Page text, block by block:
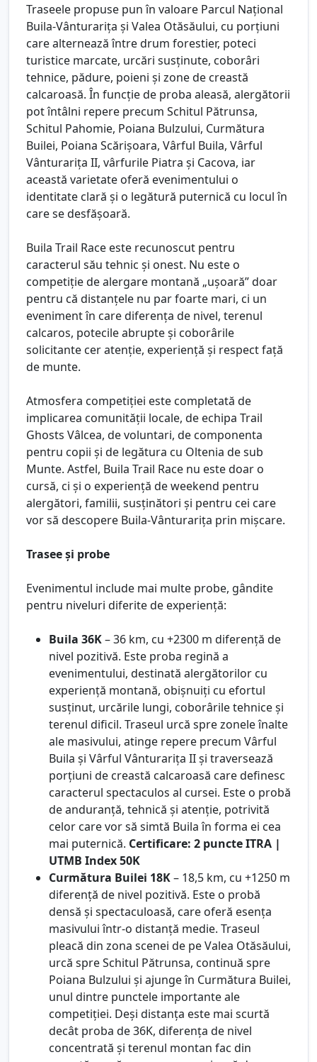
Traseele propuse pun în valoare Parcul Național
Buila-Vânturarița și Valea Otăsăului, cu porțiuni
care alternează între drum forestier, poteci
turistice marcate, urcări susținute, coborâri
tehnice, pădure, poieni și zone de creastă
calcaroasă. În funcție de proba aleasă, alergătorii
pot întâlni repere precum Schitul Pătrunsa,
Schitul Pahomie, Poiana Bulzului, Curmătura
Builei, Poiana Scărișoara, Vârful Buila, Vârful
Vânturarița II, vârfurile Piatra și Cacova, iar
această varietate oferă evenimentului o
identitate clară și o legătură puternică cu locul în
care se desfășoară.
Buila Trail Race este recunoscut pentru
caracterul său tehnic și onest. Nu este o
competiție de alergare montană „ușoară” doar
pentru că distanțele nu par foarte mari, ci un
eveniment în care diferența de nivel, terenul
calcaros, potecile abrupte și coborârile
solicitante cer atenție, experiență și respect față
de munte.
Atmosfera competiției este completată de
implicarea comunității locale, de echipa Trail
Ghosts Vâlcea, de voluntari, de componenta
pentru copii și de legătura cu Oltenia de sub
Munte. Astfel, Buila Trail Race nu este doar o
cursă, ci și o experiență de weekend pentru
alergători, familii, susținători și pentru cei care
vor să descopere Buila-Vânturarița prin mișcare.
Trasee și probe
Evenimentul include mai multe probe, gândite
pentru niveluri diferite de experiență:
Buila 36K– 36 km, cu +2300 m diferență de
nivel pozitivă. Este proba regină a
evenimentului, destinată alergătorilor cu
experiență montană, obișnuiți cu efortul
susținut, urcările lungi, coborârile tehnice și
terenul dificil. Traseul urcă spre zonele înalte
ale masivului, atinge repere precum Vârful
Buila și Vârful Vânturarița II și traversează
porțiuni de creastă calcaroasă care definesc
caracterul spectaculos al cursei. Este o probă
de anduranță, tehnică și atenție, potrivită
celor care vor să simtă Buila în forma ei cea
mai puternică. Certificare: 2 puncte ITRA |
UTMB Index 50K
Curmătura Builei 18K– 18,5 km, cu +1250 m
diferență de nivel pozitivă. Este o probă
densă și spectaculoasă, care oferă esența
masivului într-o distanță medie. Traseul
pleacă din zona scenei de pe Valea Otăsăului,
urcă spre Schitul Pătrunsa, continuă spre
Poiana Bulzului și ajunge în Curmătura Builei,
unul dintre punctele importante ale
competiției. Deși distanța este mai scurtă
decât proba de 36K, diferența de nivel
concentrată și terenul montan fac din